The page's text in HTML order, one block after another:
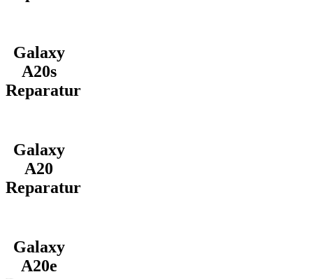
Galaxy
A20s
Reparatur
Galaxy
A20
Reparatur
Galaxy
A20e